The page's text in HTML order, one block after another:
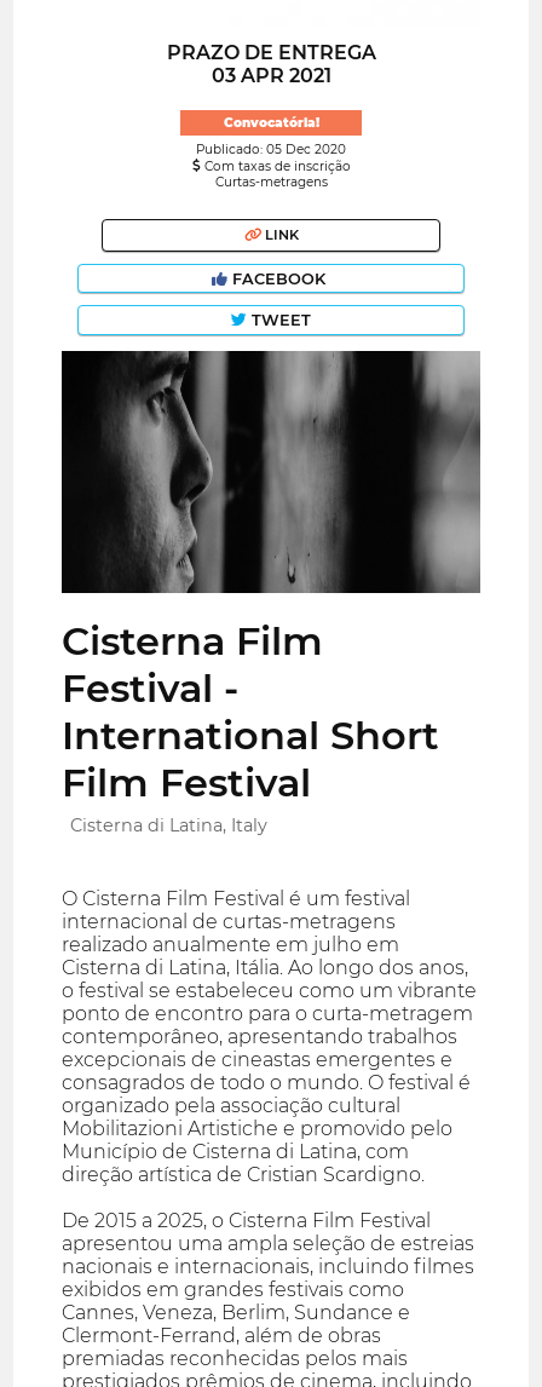
PRAZO DE ENTREGA
03 APR 2021
Convocatória!
Publicado: 05 Dec 2020
Com taxas de inscrição
Curtas-metragens
LINK
FACEBOOK
TWEET
Cisterna Film
Festival -
International Short
Film Festival
Cisterna di Latina, Italy
O Cisterna Film Festival é um festival
internacional de curtas-metragens
realizado anualmente em julho em
Cisterna di Latina, Itália. Ao longo dos anos,
o festival se estabeleceu como um vibrante
ponto de encontro para o curta-metragem
contemporâneo, apresentando trabalhos
excepcionais de cineastas emergentes e
consagrados de todo o mundo. O festival é
organizado pela associação cultural
Mobilitazioni Artistiche e promovido pelo
Município de Cisterna di Latina, com
direção artística de Cristian Scardigno.
De 2015 a 2025, o Cisterna Film Festival
apresentou uma ampla seleção de estreias
nacionais e internacionais, incluindo filmes
exibidos em grandes festivais como
Cannes, Veneza, Berlim, Sundance e
Clermont-Ferrand, além de obras
premiadas reconhecidas pelos mais
prestigiados prêmios de cinema, incluindo